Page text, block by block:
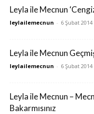
Leyla ile Mecnun
leylailemecnun - 6 Şubat 2014
Leyla ile Mecnun
leylailemecnun - 6 Şubat 2014
Leyla ile Mecnun –
Bakarmısınız